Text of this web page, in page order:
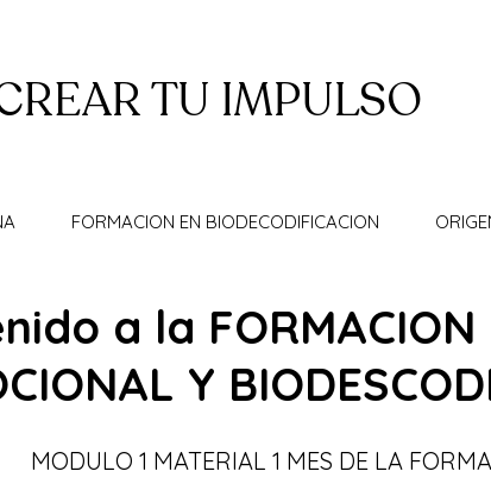
TU IMPULSO
FORMACION EN BIODECODIFICACION
a la FORMACION
Y
MODULO 1 MATERIAL 1 MES DE LA